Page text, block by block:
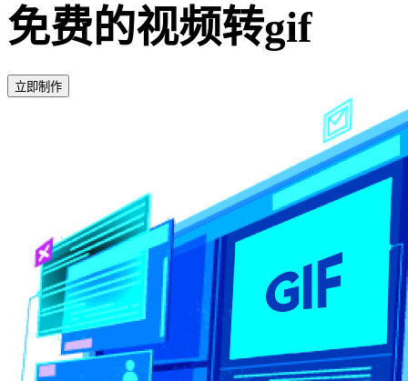
免费的视频转gif
立即制作